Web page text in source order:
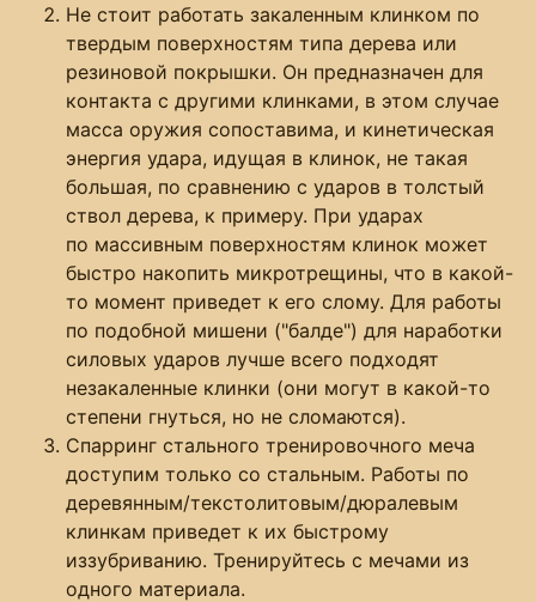
Не стоит работать закаленным клинком по
твердым поверхностям типа дерева или
резиновой покрышки. Он предназначен для
контакта с другими клинками, в этом случае
масса оружия сопоставима, и кинетическая
энергия удара, идущая в клинок, не такая
большая, по сравнению с ударов в толстый
ствол дерева, к примеру. При ударах
по массивным поверхностям клинок может
быстро накопить микротрещины, что в какой-
то момент приведет к его слому. Для работы
по подобной мишени ("балде") для наработки
силовых ударов лучше всего подходят
незакаленные клинки (они могут в какой-то
степени гнуться, но не сломаются).
Спарринг стального тренировочного меча
доступим только со стальным. Работы по
деревянным/текстолитовым/дюралевым
клинкам приведет к их быстрому
иззубриванию. Тренируйтесь с мечами из
одного материала.